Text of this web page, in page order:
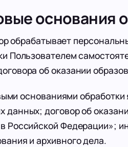
основания
Пользователем
об оказании
основаниями обработки
данных; договор об
Российской Федерации»;
и архивного дела.